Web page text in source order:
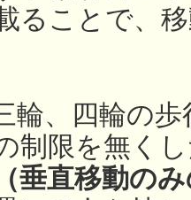
ることで、
輪、四輪の
制限を無く
垂直移動の